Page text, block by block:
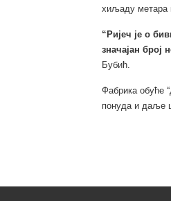
хиљаду метара
“Ријеч је о
значајан број
Бубић.
Фабрика обуће
понуда и даље